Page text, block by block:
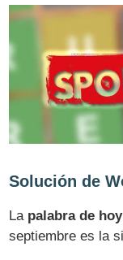
Solución de
La palabra de hoy
septiembre es la